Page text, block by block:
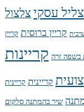
צליל עסקיצלצול
קריין ברוסית קריין
בשפה זרה קריינות
קריינית קריינית
שיר בהמתנה סלקום